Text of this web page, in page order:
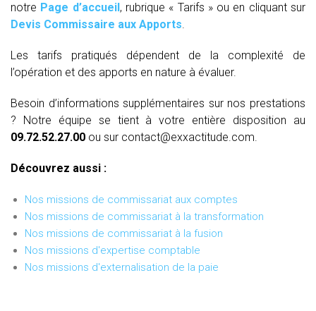
notre Page d’accueil, rubrique « Tarifs » ou en cliquant sur
Devis Commissaire aux Apports.
Les tarifs pratiqués dépendent de la complexité de
l’opération et des apports en nature à évaluer.
Besoin d’informations supplémentaires sur nos prestations
? Notre équipe se tient à votre entière disposition au
09.72.52.27.00 ou sur contact@exxactitude.com.
Découvrez aussi :
Nos missions de commissariat aux comptes
Nos missions de commissariat à la transformation
Nos missions de commissariat à la fusion
Nos missions d'expertise comptable
Nos missions d'externalisation de la paie